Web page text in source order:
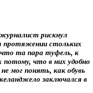
рискнул
протяжении стольких
та пара туфель, к
потому, что в них удобно
мог понять, как обувь
заключался в